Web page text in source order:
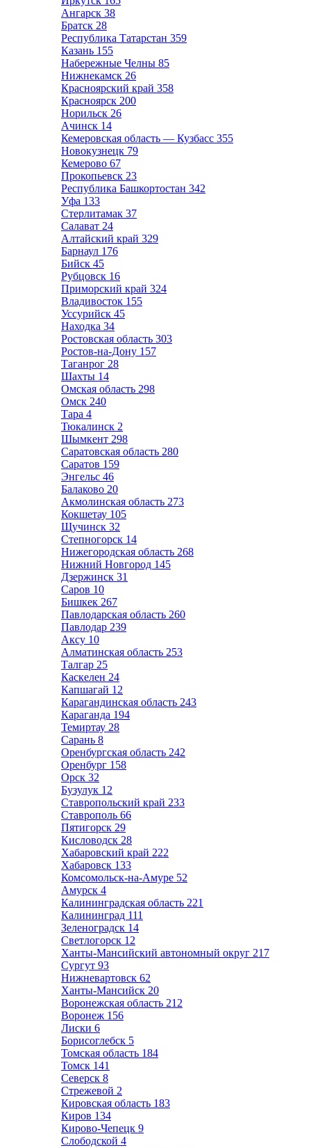
Ангарск 38
Братск 28
Республика Татарстан 359
Казань 155
Набережные Челны 85
Нижнекамск 26
Красноярский край 358
Красноярск 200
Норильск 26
Ачинск 14
Кемеровская область — Кузбасс 355
Новокузнецк 79
Кемерово 67
Прокопьевск 23
Республика Башкортостан 342
Уфа 133
Стерлитамак 37
Салават 24
Алтайский край 329
Барнаул 176
Бийск 45
Рубцовск 16
Приморский край 324
Владивосток 155
Уссурийск 45
Находка 34
Ростовская область 303
Ростов-на-Дону 157
Таганрог 28
Шахты 14
Омская область 298
Омск 240
Тара 4
Тюкалинск 2
Шымкент 298
Саратовская область 280
Саратов 159
Энгельс 46
Балаково 20
Акмолинская область 273
Кокшетау 105
Щучинск 32
Степногорск 14
Нижегородская область 268
Нижний Новгород 145
Дзержинск 31
Саров 10
Бишкек 267
Павлодарская область 260
Павлодар 239
Аксу 10
Алматинская область 253
Талгар 25
Каскелен 24
Капшагай 12
Карагандинская область 243
Караганда 194
Темиртау 28
Сарань 8
Оренбургская область 242
Оренбург 158
Орск 32
Бузулук 12
Ставропольский край 233
Ставрополь 66
Пятигорск 29
Кисловодск 28
Хабаровский край 222
Хабаровск 133
Комсомольск-на-Амуре 52
Амурск 4
Калининградская область 221
Калининград 111
Зеленоградск 14
Светлогорск 12
Ханты-Мансийский автономный округ 217
Сургут 93
Нижневартовск 62
Ханты-Мансийск 20
Воронежская область 212
Воронеж 156
Лиски 6
Борисоглебск 5
Томская область 184
Томск 141
Северск 8
Стрежевой 2
Кировская область 183
Киров 134
Кирово-Чепецк 9
Слободской 4